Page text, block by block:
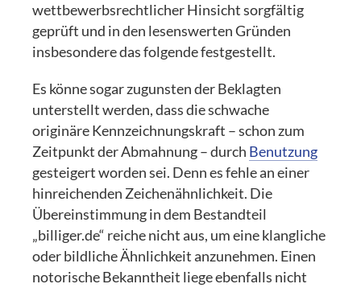
wettbewerbsrechtlicher Hinsicht sorgfältig
geprüft und in den lesenswerten Gründen
insbesondere das folgende festgestellt.
Es könne sogar zugunsten der Beklagten
unterstellt werden, dass die schwache
originäre Kennzeichnungskraft – schon zum
Zeitpunkt der Abmahnung – durch Benutzung
gesteigert worden sei. Denn es fehle an einer
hinreichenden Zeichenähnlichkeit. Die
Übereinstimmung in dem Bestandteil
„billiger.de“ reiche nicht aus, um eine klangliche
oder bildliche Ähnlichkeit anzunehmen. Einen
notorische Bekanntheit liege ebenfalls nicht